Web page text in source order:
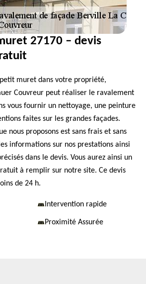
27170 – devis
petit muret dans votre propriété,
Couvreur peut réaliser le ravalement
vous fournir un nettoyage, une peinture
faites sur les grandes façades.
nous proposons est sans frais et sans
informations sur nos prestations ainsi
dans le devis. Vous aurez ainsi un
à remplir sur notre site. Ce devis
de 24 h.
Intervention rapide
Proximité Assurée